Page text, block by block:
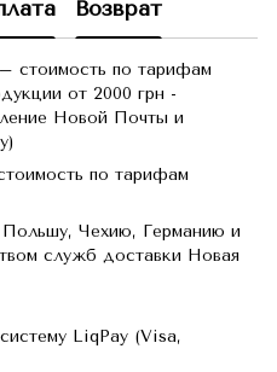
Возврат
стоимость по тарифам
от 2000 грн -
Новой Почты и
по тарифам
Польшу, Чехию, Германию и
служб доставки Новая
LiqPay (Visa,